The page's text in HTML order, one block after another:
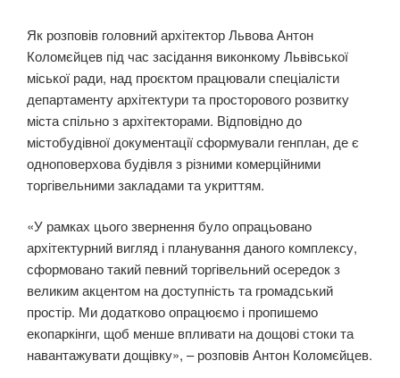
Як розповів головний архітектор Львова Антон
Коломєйцев під час засідання виконкому Львівської
міської ради, над проєктом працювали спеціалісти
департаменту архітектури та просторового розвитку
міста спільно з архітекторами. Відповідно до
містобудівної документації сформували генплан, де є
одноповерхова будівля з різними комерційними
торгівельними закладами та укриттям.
«У рамках цього звернення було опрацьовано
архітектурний вигляд і планування даного комплексу,
сформовано такий певний торгівельний осередок з
великим акцентом на доступність та громадський
простір. Ми додатково опрацюємо і пропишемо
екопаркінги, щоб менше впливати на дощові стоки та
навантажувати дощівку», – розповів Антон Коломєйцев.